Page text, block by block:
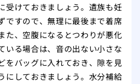
受けておきましょう。遺族も妊
ですので、無理に最後まで着席
た、空腹になるとつわりが悪化
いる場合は、音の出ない小さな
をバッグに入れておき、隙を見
にしておきましょう。水分補給